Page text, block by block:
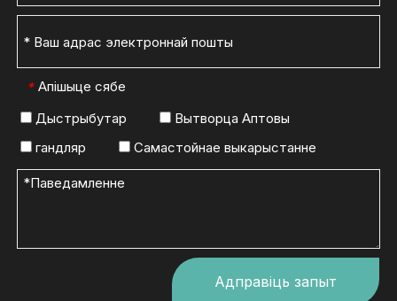
* Апішыце сябе
Дыстрыбутар
Вытворца Аптовы
гандляр
Самастойнае выкарыстанне
Адправіць запыт